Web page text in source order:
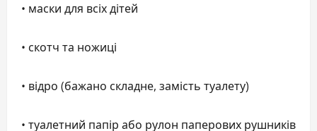
• маски для всіх дітей
• скотч та ножиці
• відро (бажано складне, замість туалету)
• туалетний папір або рулон паперових рушників